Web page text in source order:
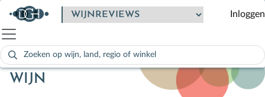
Zoeken
naar:
Als de resultaten voor automatisch aanvullen beschikbaar zijn,
Inloggen
WIJN